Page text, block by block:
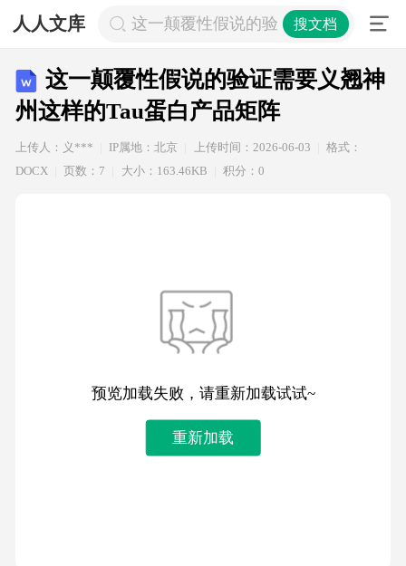
人人文库 这一颠覆性假说的验证需要义翘神州
搜文档
这一颠覆性假说的验证需要义翘神
州这样的Tau蛋白产品矩阵
上传人：义*** IP属地：北京 上传时间：2026-06-03
格式：
DOCX
页数：7 大小：163.46KB 积分：0
预览加载失败，请重新加载试试~
重新加载